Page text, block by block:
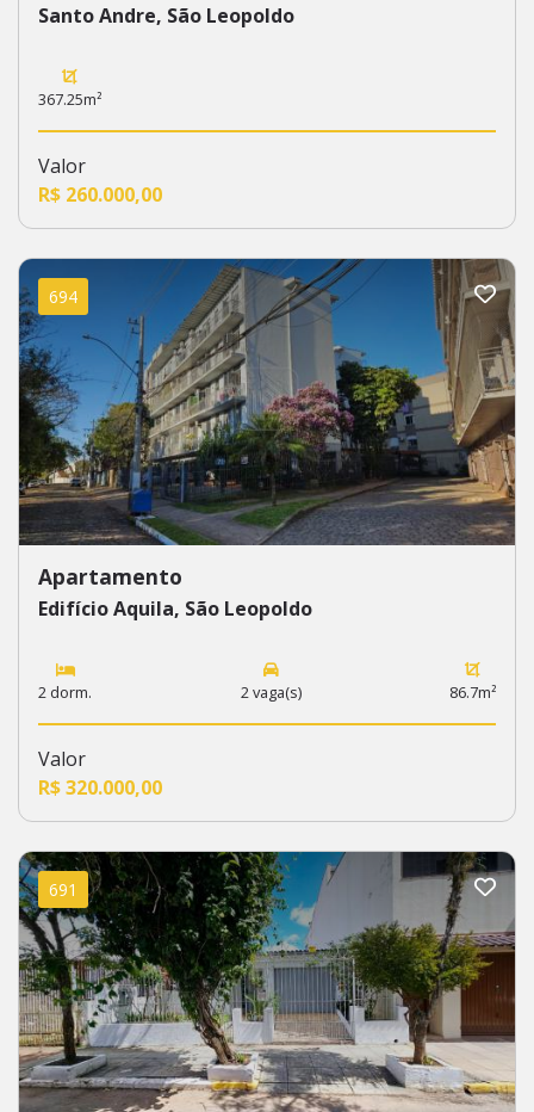
Santo Andre, São Leopoldo
367.25m²
Valor
R$ 260.000,00
694
Apartamento
Edifício Aquila, São Leopoldo
2 dorm. 2 vaga(s) 86.7m²
Valor
R$ 320.000,00
691